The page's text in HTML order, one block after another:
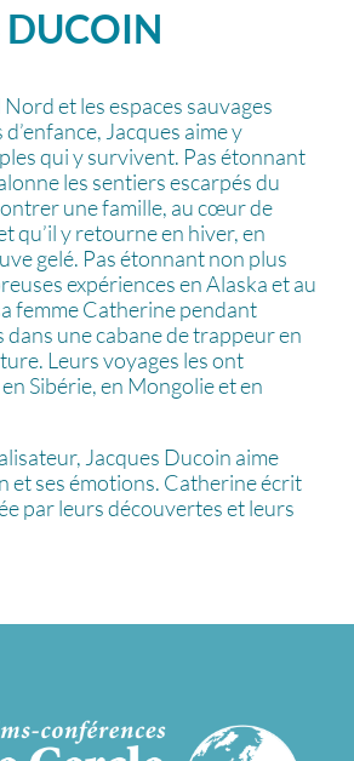
DUCOIN
et les espaces sauvages
Jacques aime y
qui y survivent. Pas étonnant
les sentiers escarpés du
une famille, au cœur de
qu’il y retourne en hiver, en
gelé. Pas étonnant non plus
expériences en Alaska et au
femme Catherine pendant
dans une cabane de trappeur en
Leurs voyages les ont
Sibérie, en Mongolie et en
Jacques Ducoin aime
et ses émotions. Catherine écrit
par leurs découvertes et leurs